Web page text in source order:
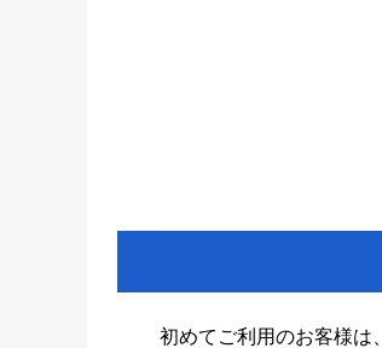
初めてご利用のお客様は